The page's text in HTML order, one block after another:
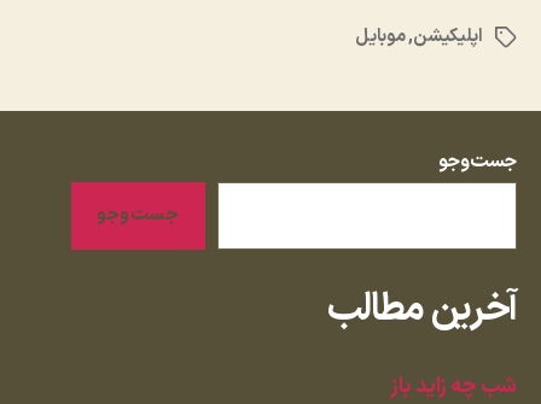
برچسب‌ها
اپلیکیشن,موبایل
جست‌وجو
جست‌وجو
آخرین مطالب
شب چه زاید باز